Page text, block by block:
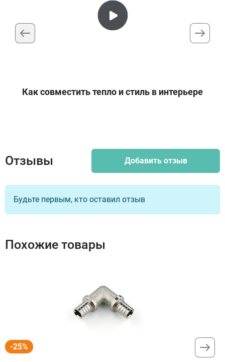
Как совместить тепло и стиль в интерьере
Отзывы Добавить отзыв
Будьте первым, кто оставил отзыв
Похожие товары
-25%